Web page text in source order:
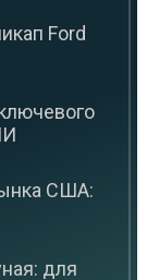
Ford
США:
для